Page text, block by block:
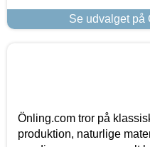
Se udvalget på
Önling.com tror på
produktion, naturlige